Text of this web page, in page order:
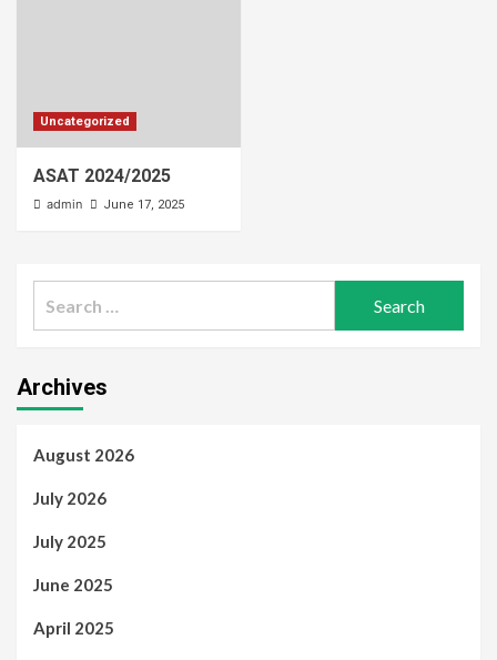
Uncategorized
ASAT 2024/2025
admin June 17, 2025
Archives
August 2026
July 2026
July 2025
June 2025
April 2025